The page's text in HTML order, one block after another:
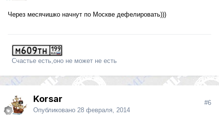
Через месячишко начнут по Москве дефелировать)))
Счастье есть,оно не может не есть
Korsar
Опубликовано 28 февраля, 2014
#6